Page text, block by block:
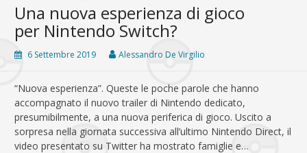
Una nuova esperienza di gioco
per Nintendo Switch?
6 Settembre 2019 Alessandro De Virgilio
“Nuova esperienza”. Queste le poche parole che hanno
accompagnato il nuovo trailer di Nintendo dedicato,
presumibilmente, a una nuova periferica di gioco. Uscito a
sorpresa nella giornata successiva all’ultimo Nintendo Direct, il
video presentato su Twitter ha mostrato famiglie e…